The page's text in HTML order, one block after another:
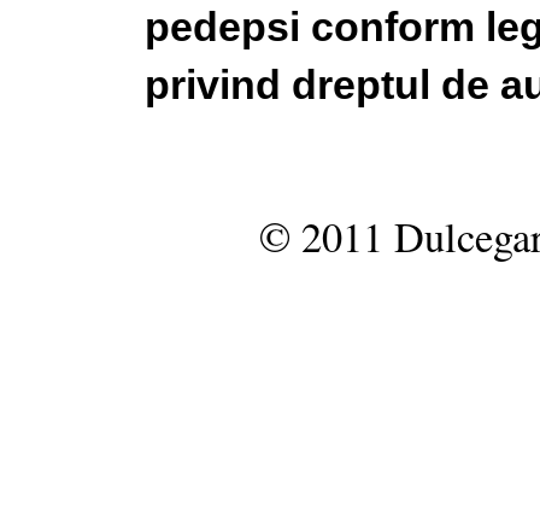
pedepsi conform
privind dreptul de
© 2011